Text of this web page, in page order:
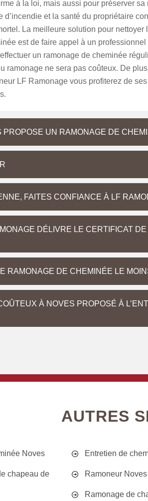
à la loi, mais aussi pour préserver sa
d’incendie et la santé du propriétaire
La meilleure solution pour nettoyer
est de faire appel à un
un ramonage de cheminée
ramonage ne sera pas coûteux. De
LF Ramonage vous profiterez de
UN RAMONAGE DE
FAITES CONFIANCE À LF
DÉLIVRE LE CERTIFICAT
RAMONAGE DE CHEMINÉE LE
À NOVES PROPOSÉ À
AUTRES
Noves
chapeau de
Entretien de
Ramoneur Noves
Ramonage de